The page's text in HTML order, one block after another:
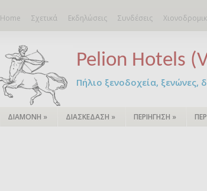
Home Σχετικά Εκδηλώσεις Συνδέσεις
Pelion Hotels
Πήλιο ξενοδοχεία,
ΔΙΑΜΟΝΗ » ΔΙΑΣΚΕΔΑΣΗ » ΠΕΡΙΗΓΗΣΗ »